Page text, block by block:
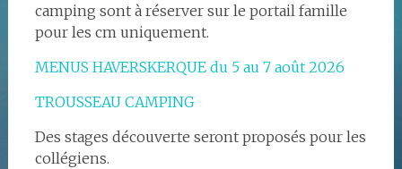
camping sont à réserver sur le portail famille
pour les cm uniquement.
MENUS HAVERSKERQUE du 5 au 7 août 2026
TROUSSEAU CAMPING
Des stages découverte seront proposés pour les
collégiens.